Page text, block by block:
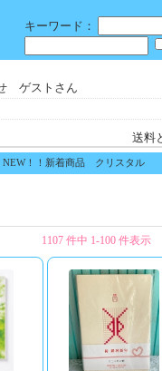
キーワード：
ゲストさん
送料
NEW！！新着商品 クリスタル
1107 件中 1-100 件表示